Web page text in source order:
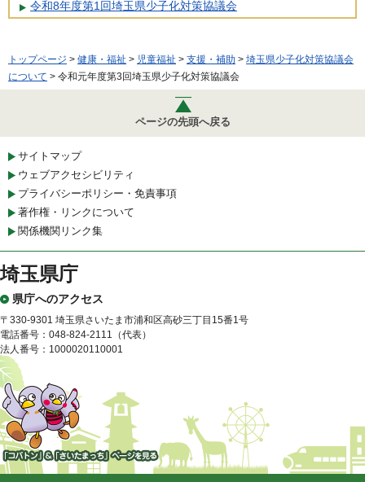
令和8年度第1回埼玉県少子化対策協議会
トップページ > 健康・福祉 > 児童福祉 > 支援・補助 > 埼玉県少子化対策協議会
について > 令和元年度第3回埼玉県少子化対策協議会
ページの先頭へ戻る
サイトマップ
ウェブアクセシビリティ
プライバシーポリシー・免責事項
著作権・リンクについて
関係機関リンク集
埼玉県庁
県庁へのアクセス
〒330-9301 埼玉県さいたま市浦和区高砂三丁目15番1号
電話番号：048-824-2111（代表）
法人番号：1000020110001
「コバトン」&「さいたまっ